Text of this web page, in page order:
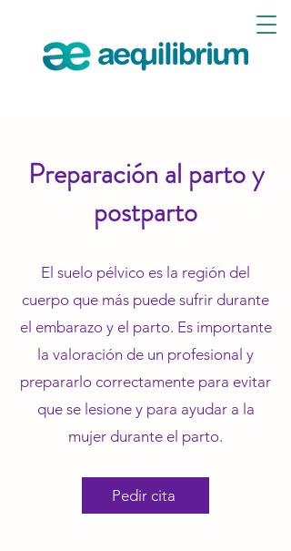
Preparación al parto y
postparto
El suelo pélvico es la región del
cuerpo que más puede sufrir durante
el embarazo y el parto. Es importante
la valoración de un profesional y
prepararlo correctamente para evitar
que se lesione y para ayudar a la
mujer durante el parto.
Pedir cita